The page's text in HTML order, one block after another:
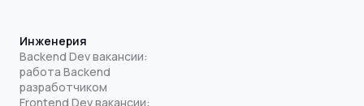
Инженерия
Backend Dev вакансии:
работа Backend
разработчиком
Frontend Dev вакансии: